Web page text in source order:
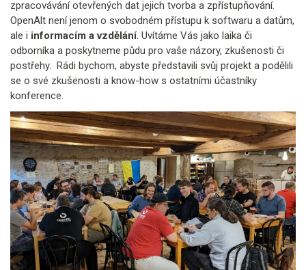
zpracovávání otevřených dat jejich tvorba a zpřístupňování.
OpenAlt není jenom o svobodném přístupu k softwaru a datům,
ale i informacím a vzdělání. Uvítáme Vás jako laika či
odborníka a poskytneme půdu pro vaše názory, zkušenosti či
postřehy. Rádi bychom, abyste představili svůj projekt a podělili
se o své zkušenosti a know-how s ostatními účastníky
konference.